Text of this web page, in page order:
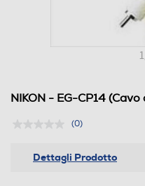
1
NIKON - EG-CP14
(0)
Dettagli Prodotto